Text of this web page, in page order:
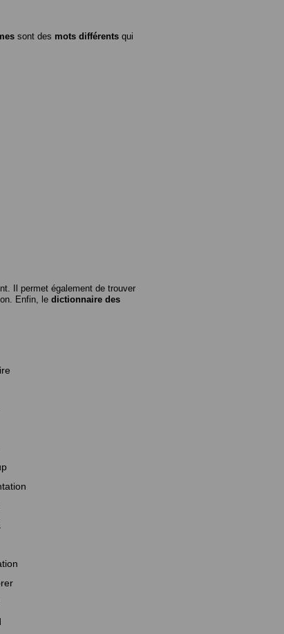
sont des mots différents qui
Il permet également de trouver
Enfin, le dictionnaire des